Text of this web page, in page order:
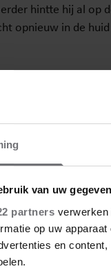
van uw
partners verwerken
op uw
en
hintte hij al op
opnieuw in de